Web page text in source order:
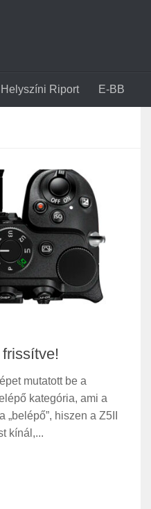
Helyszíni Riport E-BB
mutatott be a
kategória, ami a
hiszen a Z5II
kínál,...